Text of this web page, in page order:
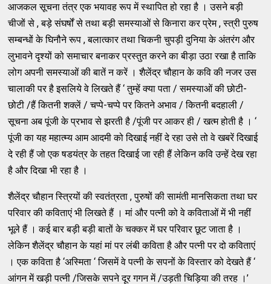
आजकल सूचना तंत्र एक भयावह रूप में स्थापित हो रहा है । उसने बड़ी
चीजों से , बड़े संघर्षों से तथा बड़ी समस्याओं से किनारा कर प्रेम , स्त्री पुरुष
सम्बन्धों के घिनौने रूप , बलात्कार तथा चिकनी चुपड़ी दुनिया के अंतरंग और
लुभावने दृश्यों को समाचार बनाकर प्रस्तुत करने का बीड़ा उठा रखा है ताकि
लोग अपनी समस्याओं की बातें न करें । शैलेंद्र चौहान के कवि की नजर उस
चालाकी पर है इसलिये वे लिखते हैं ‘ तुम्हें क्या पता / समस्याओं की छोटी-
छोटी /हैं कितनी शक्लें / चप्पे-चप्पे पर कितने अभाव / कितनी बदहाली /
सूचना अब पूंजी के प्रभाव से झरती है /पूंजी पर आकर ही / खत्म होती है । ‘
पूंजी का यह महात्म्य आम आदमी को दिखाई नहीं दे रहा उसे तो वे खबरें दिखाई
दे रही हैं जो एक षडयंत्र के तहत दिखाई जा रही हैं लेकिन कवि उन्हें देख रहा
है और दिखा भी रहा है ।
शैलेंद्र चौहान स्त्रियों की स्वतंत्रता , पुरुषों की सामंती मानसिकता तथा घर
परिवार की कविताएं भी लिखते हैं । मां और पत्नी को वे कविताओं में भी नहीं
भूले हैं । कई बार बड़ी बड़ी बातों के चक्कर में घर परिवार छूट जाता है ।
लेकिन शैलेंद्र चौहान के यहां मां पर लंबी कविता है और पत्नी पर दो कविताएं
। एक कविता है ‘अस्मिता ‘ जिसमें वे पत्नी के सपनों के विस्तार को देखते हैं ‘
आंगन में खड़ी पत्नी /जिसके सपने दूर गगन में /उड़ती चिड़िया की तरह ।’